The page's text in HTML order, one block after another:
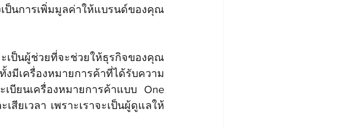
ป็นการเพิ่มมูลค่าให้แบรนด์ของคุณ
เป็นผู้ช่วยที่จะช่วยให้ธุรกิจของคุณ
ทั้งมีเครื่องหมายการค้าที่ได้รับความ
บียนเครื่องหมายการค้าแบบ One
ยเวลา เพราะเราจะเป็นผู้ดูแลให้